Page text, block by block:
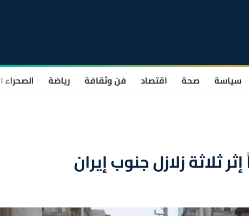
سياسة صحة اقتصاد فن وثقافة رياضة الصحراء